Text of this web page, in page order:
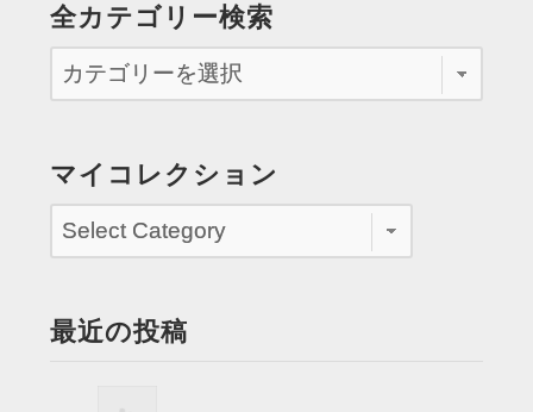
全カテゴリー検索
マイコレクション
最近の投稿